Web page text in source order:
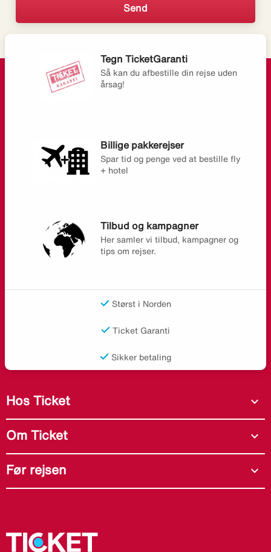
Tegn TicketGaranti
Så kan du afbestille din rejse uden
årsag!
Billige pakkerejser
Spar tid og penge ved at bestille fly
+ hotel
Tilbud og kampagner
Her samler vi tilbud, kampagner og
tips om rejser.
Størst i Norden
Ticket Garanti
Sikker betaling
Hos Ticket expand_more
Om Ticket expand_more
Før rejsen expand_more